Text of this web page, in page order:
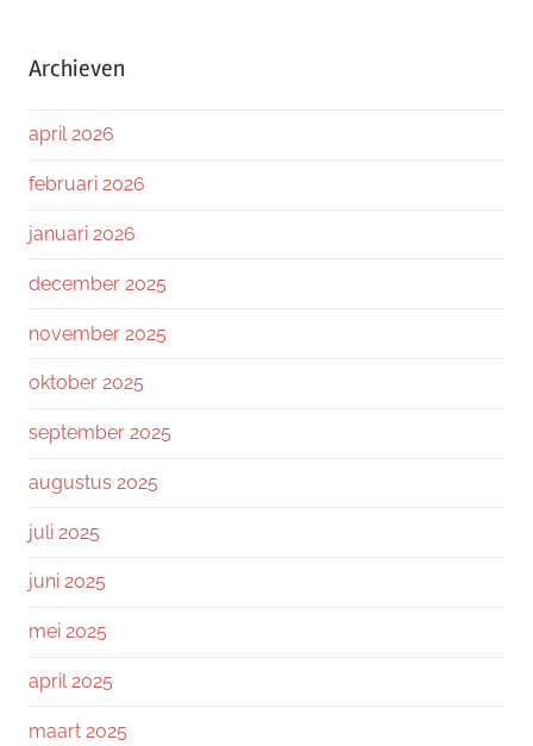
Archieven
april 2026
februari 2026
januari 2026
december 2025
november 2025
oktober 2025
september 2025
augustus 2025
juli 2025
juni 2025
mei 2025
april 2025
maart 2025